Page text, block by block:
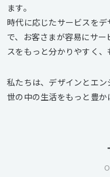
ます。
時代に応じたサービスを
で、お客さまが容易にサ
スをもっと分かりやすく、
私たちは、デザインとエン
世の中の生活をもっと豊か